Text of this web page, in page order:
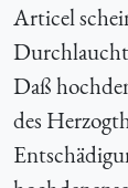
Articel
Durchlaucht
Daß
des